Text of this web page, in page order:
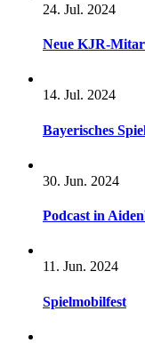
24. Jul. 2024
Neue KJR-
14. Jul. 2024
Bayerisches
30. Jun. 2024
Podcast in
11. Jun. 2024
Spielmobilfest